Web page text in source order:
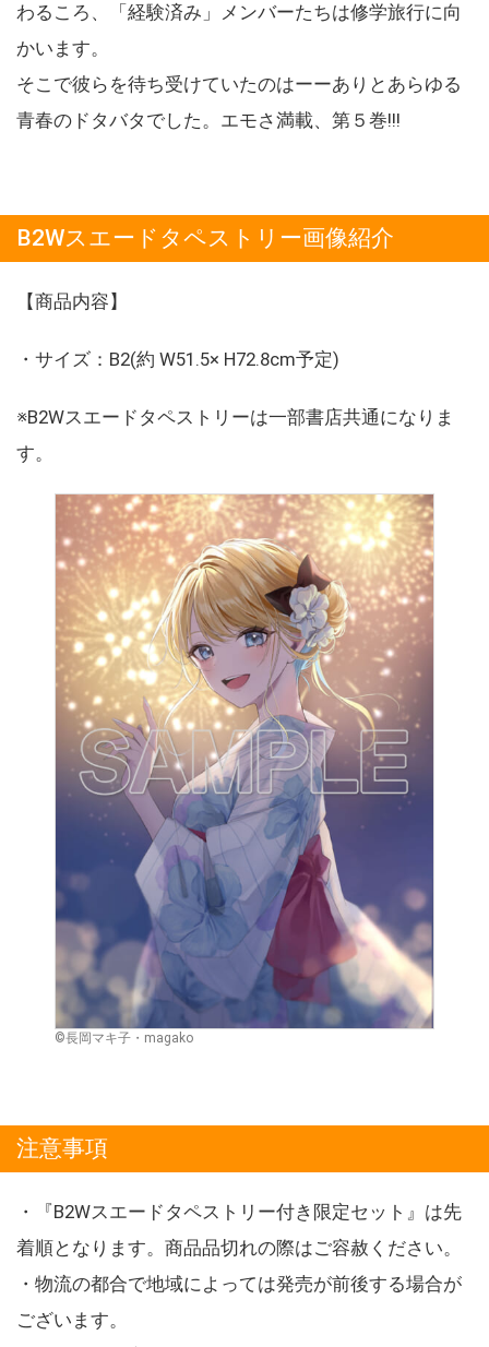
わるころ、「経験済み」メンバーたちは修学旅行に向
かいます。
そこで彼らを待ち受けていたのはーーありとあらゆる
青春のドタバタでした。エモさ満載、第５巻!!!
B2Wスエードタペストリー画像紹介
【商品内容】
・サイズ：B2(約 W51.5× H72.8cm予定)
※B2Wスエードタペストリーは一部書店共通になりま
す。
©長岡マキ子・magako
注意事項
・『B2Wスエードタペストリー付き限定セット』は先
着順となります。商品品切れの際はご容赦ください。
・物流の都合で地域によっては発売が前後する場合が
ございます。